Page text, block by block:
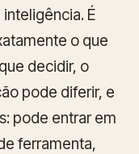
É
o que
decidir, o
pode diferir, e
pode entrar em
ferramenta,